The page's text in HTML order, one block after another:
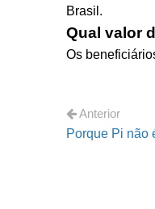
Brasil.
Qual valor
Os
Anterior
Porque Pi não